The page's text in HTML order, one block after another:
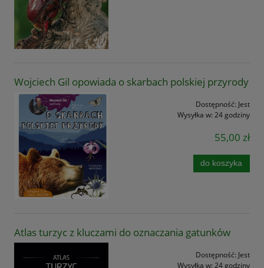
Wojciech Gil opowiada o skarbach polskiej przyrody
Dostępność: Jest
Wysyłka w: 24 godziny
55,00 zł
do koszyka
Atlas turzyc z kluczami do oznaczania gatunków
Dostępność: Jest
Wysyłka w: 24 godziny